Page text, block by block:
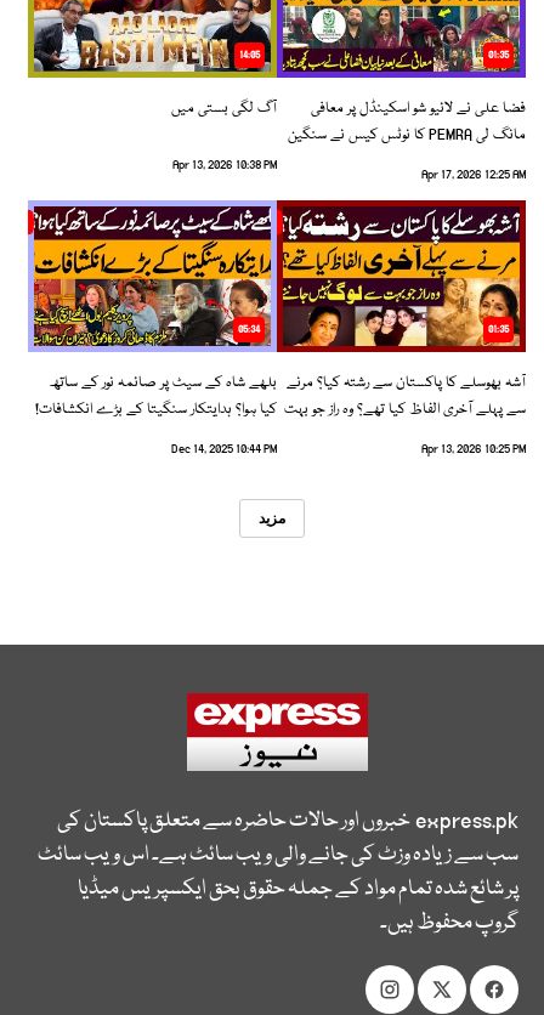
01:35
فضا علی نے لائیو شو اسکینڈل پر معافی
مانگ لی PEMRA کا نوٹس کیس نے سنگین
Apr 17, 2026 12:25 AM
14:05
آگ لگی بستی میں
Apr 13, 2026 10:38 PM
01:35
آشہ بھوسلے کا پاکستان سے رشتہ کیا؟ مرنے
سے پہلے آخری الفاظ کیا تھے؟ وہ راز جو بہت
Apr 13, 2026 10:25 PM
05:34
بلھے شاہ کے سیٹ پر صائمہ نور کے ساتھ
کیا ہوا؟ ہدایتکار سنگیتا کے بڑے انکشافات!
Dec 14, 2025 10:44 PM
مزید
express.pkخبروں اور حالات حاضرہ سے متعلق پاکستان کی
سب سے زیادہ وزٹ کی جانے والی ویب سائٹ ہے۔ اس ویب سائٹ
پر شائع شدہ تمام مواد کے جملہ حقوق بحق ایکسپریس میڈیا
گروپ محفوظ ہیں۔